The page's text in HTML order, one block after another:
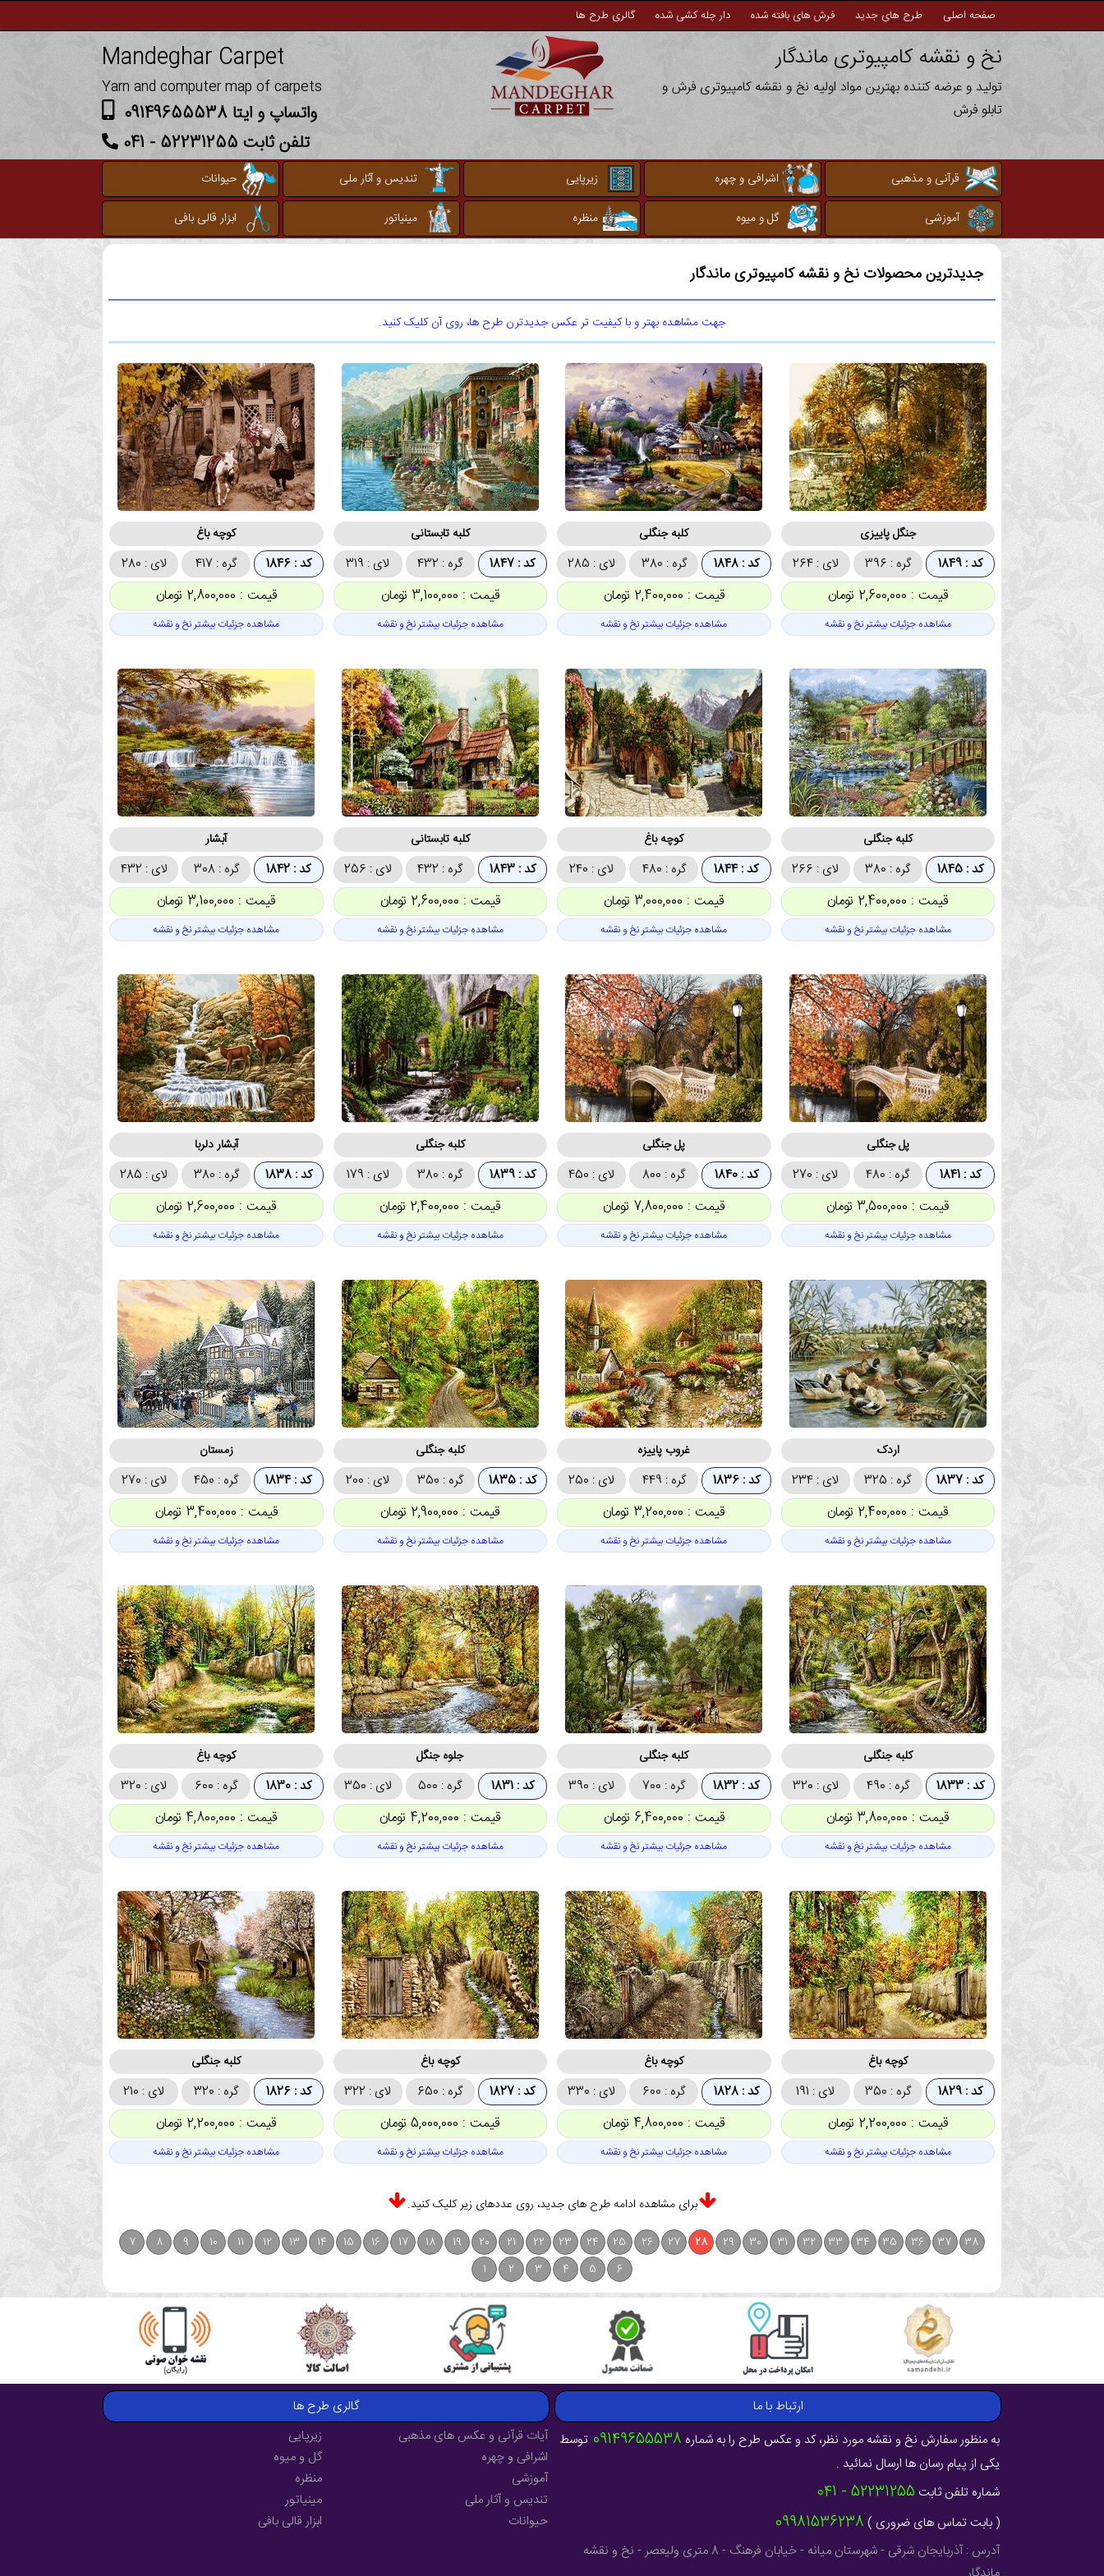
صفحه اصلی طرح های جدید فرش های بافته شده دار چله کشی شده گالری طرح ها
نخ و نقشه کامپیوتری ماندگار
تولید و عرضه کننده بهترین مواد اولیه نخ و نقشه کامپیوتری فرش و
تابلو فرش
Mandeghar Carpet
Yarn and computer map of carpets
واتساپ و ایتا 09149655538
تلفن ثابت 52231255 - 041
قرآنی و مذهبی اشرافی و چهره زیرپایی تندیس و آثار ملی
حیوانات
آموزشی
گل و میوه منظره مینیاتور ابزار قالی بافی
جدیدترین محصولات نخ و نقشه کامپیوتری ماندگار
جهت مشاهده بهتر و با کیفیت تر عکس جدیدترن طرح ها، روی آن کلیک کنید.
جنگل پاییزی
کد : 1849 گره : 396 لای : 264
قیمت : 2,600,000 تومان
مشاهده جزئیات بیشتر نخ و نقشه
کلبه جنگلی
کد : 1848 گره : 380 لای : 285
قیمت : 2,400,000 تومان
مشاهده جزئیات بیشتر نخ و نقشه
کلبه تابستانی
کد : 1847 گره : 432 لای : 319
قیمت : 3,100,000 تومان
مشاهده جزئیات بیشتر نخ و نقشه
کوچه باغ
کد : 1846 گره : 417 لای : 280
قیمت : 2,800,000 تومان
مشاهده جزئیات بیشتر نخ و نقشه
کلبه جنگلی
کد : 1845 گره : 380 لای : 266
قیمت : 2,400,000 تومان
مشاهده جزئیات بیشتر نخ و نقشه
کوچه باغ
کد : 1844 گره : 480 لای : 240
قیمت : 3,000,000 تومان
مشاهده جزئیات بیشتر نخ و نقشه
کلبه تابستانی
کد : 1843 گره : 432 لای : 256
قیمت : 2,600,000 تومان
مشاهده جزئیات بیشتر نخ و نقشه
آبشار
کد : 1842 گره : 308 لای : 432
قیمت : 3,100,000 تومان
مشاهده جزئیات بیشتر نخ و نقشه
پل جنگلی
کد : 1841 گره : 480 لای : 270
قیمت : 3,500,000 تومان
مشاهده جزئیات بیشتر نخ و نقشه
پل جنگلی
کد : 1840 گره : 800 لای : 450
قیمت : 7,800,000 تومان
مشاهده جزئیات بیشتر نخ و نقشه
کلبه جنگلی
کد : 1839 گره : 380 لای : 179
قیمت : 2,400,000 تومان
مشاهده جزئیات بیشتر نخ و نقشه
آبشار دلربا
کد : 1838 گره : 380 لای : 285
قیمت : 2,600,000 تومان
مشاهده جزئیات بیشتر نخ و نقشه
اردک
کد : 1837 گره : 325 لای : 234
قیمت : 2,400,000 تومان
مشاهده جزئیات بیشتر نخ و نقشه
غروب پاییزه
کد : 1836 گره : 449 لای : 250
قیمت : 3,200,000 تومان
مشاهده جزئیات بیشتر نخ و نقشه
کلبه جنگلی
کد : 1835 گره : 350 لای : 200
قیمت : 2,900,000 تومان
مشاهده جزئیات بیشتر نخ و نقشه
زمستان
کد : 1834 گره : 450 لای : 270
قیمت : 3,400,000 تومان
مشاهده جزئیات بیشتر نخ و نقشه
کلبه جنگلی
کد : 1833 گره : 490 لای : 320
قیمت : 3,800,000 تومان
مشاهده جزئیات بیشتر نخ و نقشه
کلبه جنگلی
کد : 1832 گره : 700 لای : 390
قیمت : 6,400,000 تومان
مشاهده جزئیات بیشتر نخ و نقشه
جلوه جنگل
کد : 1831 گره : 500 لای : 350
قیمت : 4,200,000 تومان
مشاهده جزئیات بیشتر نخ و نقشه
کوچه باغ
کد : 1830 گره : 600 لای : 320
قیمت : 4,800,000 تومان
مشاهده جزئیات بیشتر نخ و نقشه
کوچه باغ
کد : 1829 گره : 350 لای : 191
قیمت : 2,200,000 تومان
مشاهده جزئیات بیشتر نخ و نقشه
کوچه باغ
کد : 1828 گره : 600 لای : 330
قیمت : 4,800,000 تومان
مشاهده جزئیات بیشتر نخ و نقشه
کوچه باغ
کد : 1827 گره : 650 لای : 322
قیمت : 5,000,000 تومان
مشاهده جزئیات بیشتر نخ و نقشه
کلبه جنگلی
کد : 1826 گره : 320 لای : 210
قیمت : 2,200,000 تومان
مشاهده جزئیات بیشتر نخ و نقشه
برای مشاهده ادامه طرح های جدید، روی عددهای زیر کلیک کنید.
38
37
36
35
34
33
32
31
30
29
28
27
26
25
24
23
22
21
20
19
18
17
16
15
14
13
12
11
10
9
8
7
6
5
4
3
2
1
ارتباط با ما
به منظور سفارش نخ و نقشه مورد نظر، کد و عکس طرح را به شماره 09149655538 توسط
یکی از پیام رسان ها ارسال نمائید .
شماره تلفن ثابت 52231255 - 041
( بابت تماس های ضروری ) 09981536238
آدرس : آذربایجان شرقی - شهرستان میانه - خیابان فرهنگ - 8 متری ولیعصر - نخ و نقشه
گالری طرح ها
آیات قرآنی و عکس های مذهبی
اشرافی و چهره
آموزشی
تندیس و آثار ملی
حیوانات
زیرپایی
گل و میوه
منظره
مینیاتور
ابزار قالی بافی